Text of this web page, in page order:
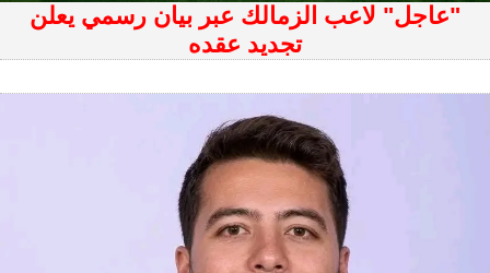
"عاجل" لاعب الزمالك عبر بيان رسمي يعلن
تجديد عقده